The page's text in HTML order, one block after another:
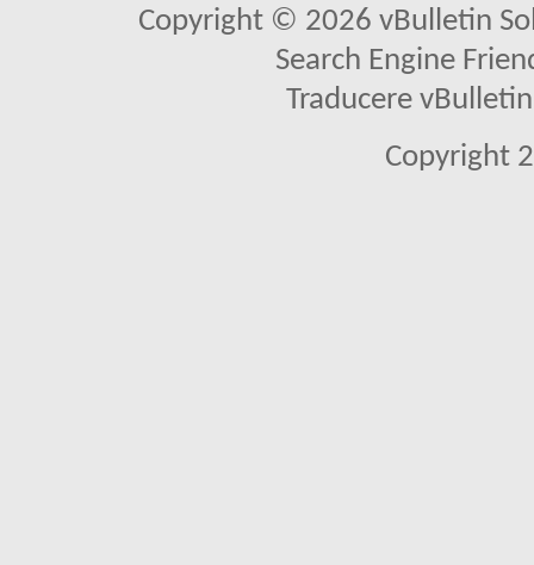
Copyright © 2026 vBulletin
Search Engine
Traducere
Copyright